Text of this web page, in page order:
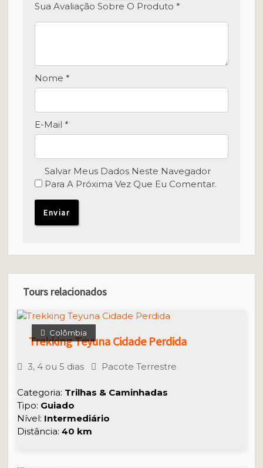
Sua Avaliação Sobre O Produto *
Nome *
E-Mail *
Salvar Meus Dados Neste Navegador
Para A Próxima Vez Que Eu Comentar.
Tours relacionados
Colômbia
Trekking Teyuna Cidade Perdida
3, 4 ou 5 dias Pacote Terrestre
Categoria: Trilhas & Caminhadas
Tipo: Guiado
Nível: Intermediário
Distância:40 km